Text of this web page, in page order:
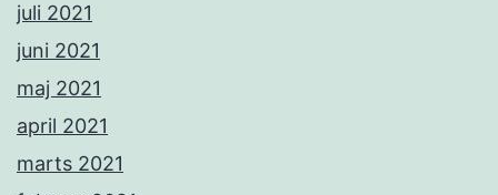
juli 2021
juni 2021
maj 2021
april 2021
marts 2021